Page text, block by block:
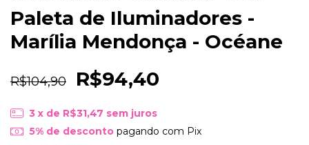
Paleta de Iluminadores -
Marília Mendonça - Océane
R$104,90 R$94,40
3 x de R$31,47 sem juros
5% de descontopagando com Pix